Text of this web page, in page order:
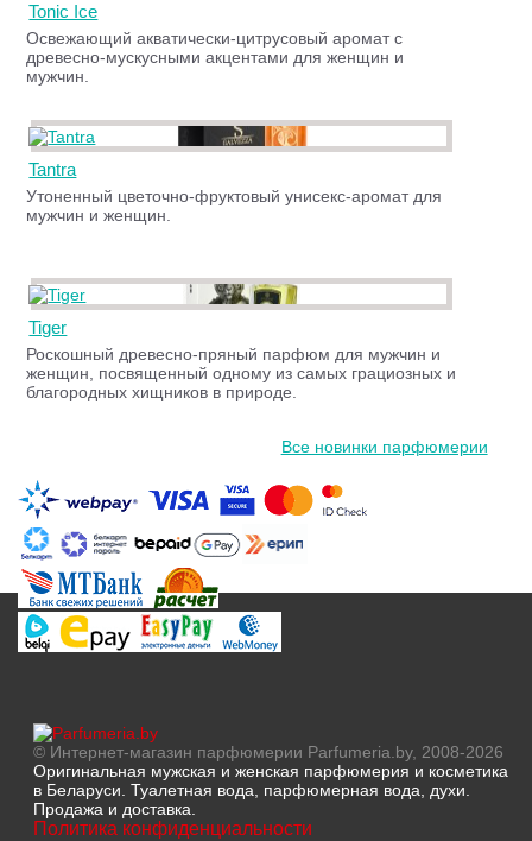
Tonic Ice
Освежающий акватически-цитрусовый аромат с
древесно-мускусными акцентами для женщин и
мужчин.
Tantra
Утоненный цветочно-фруктовый унисекс-аромат для
мужчин и женщин.
Tiger
Роскошный древесно-пряный парфюм для мужчин и
женщин, посвященный одному из самых грациозных и
благородных хищников в природе.
Все новинки парфюмерии
© Интернет-магазин парфюмерии Parfumeria.by, 2008-2026
Оригинальная мужская и женская парфюмерия и косметика
в Беларуси. Туалетная вода, парфюмерная вода, духи.
Продажа и доставка.
Политика конфиденциальности